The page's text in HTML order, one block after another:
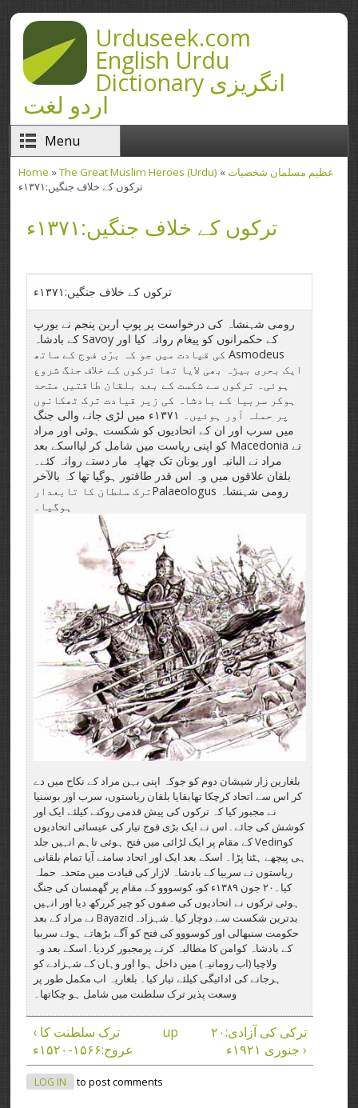
Skip to main contentUrduseek.com
English Urdu
Dictionary انگریزی
اردو لغت
Menu
You are here
Home » The Great Muslim Heroes (Urdu) عظیم مسلمان شخصیات»
ترکوں کے خلاف جنگیں:۱۳۷۱ء
ترکوں کے خلاف جنگیں:۱۳۷۱ء
ترکوں کے خلاف جنگیں:۱۳۷۱ء
رومی شہنشاہ کی درخواست پر پوپ اربن پنجم نے یورپ
کے حکمرانوں کو پیغام روانہ کیا اور Savoy کے بادشاہ
Asmodeus کی قیادت میں جو کہ برّی فوج کے ساتھ
ایک بحری بیڑہ بھی لایا تھا ترکوں کے خلاف جنگ شروع
ہوئی۔ ترکوں سے شکست کے بعد بلقان طاقتیں متحد
ہوکر سربیا کے بادشاہ کی زیر قیادت ترک ٹھکانوں
پر حملہ آور ہوئیں۔ ۱۳۷۱ء میں لڑی جانے والی جنگ
میں سرب اور ان کے اتحادیوں کو شکست ہوئی اور مراد
نے Macedonia کو اپنی ریاست میں شامل کر لیااسکے بعد
مراد نے البانیہ اور یونان تک چھاپہ مار دستے روانہ کئے۔
بلقان علاقوں میں وہ اس قدر طاقتور ہوگیا تھا کہ بالآخر
رومی شہنشاہ Palaeologusترک سلطان کا تابعدار
ہوگیا۔
بلغارین زار شیشان دوم کو جوکہ اپنی بہن مراد کے نکاح میں دے
کر اس سے اتحاد کرچکا تھابقایا بلقان ریاستوں، سرب اور بوسنیا
نے مجبور کیا کہ ترکوں کی پیش قدمی روکنے کیلئے ایک اور
کوشش کی جائے۔اس نے ایک بڑی فوج تیار کی عیسائی اتحادیوں
کوVedin کے مقام پر ایک لڑائی میں فتح ہوئی تاہم انہیں جلد
ہی پیچھے ہٹنا پڑا۔ اسکے بعد ایک اور اتحاد سامنے آیا تمام بلقانی
ریاستوں نے سربیا کے بادشاہ لازار کی قیادت میں متحدہ حملہ
کیا۔۲۰ جون ۱۳۸۹ء کو، کوسووو کے مقام پر گھمسان کی جنگ
ہوئی ترکوں نے اتحادیوں کی صفوں کو چیر کررکھ دیا اور انہیں
بدترین شکست سے دوچار کیا۔شہزادہBayazid نے مراد کے بعد
حکومت سنبھالی اور کوسووو کی فتح کو آگے بڑھاتے ہوئے سربیا
کے بادشاہ کوامن کا مطالبہ کرنے پرمجبور کردیا۔اسکے بعد وہ
ولاچیا (اب رومانیہ) میں داخل ہوا اور وہاں کے شہزادے کو
ہرجانے کی ادائیگی کیلئے تیار کیا۔ بلغاریہ اب مکمل طور پر
وسعت پذیر ترک سلطنت میں شامل ہو چکاتھا۔
‹ ترک سلطنت کا
عروج:۱۵۶۶-۱۵۲۰ء
up
ترکی کی آزادی:۲۰
جنوری ۱۹۲۱ء ›
LOG IN to post comments